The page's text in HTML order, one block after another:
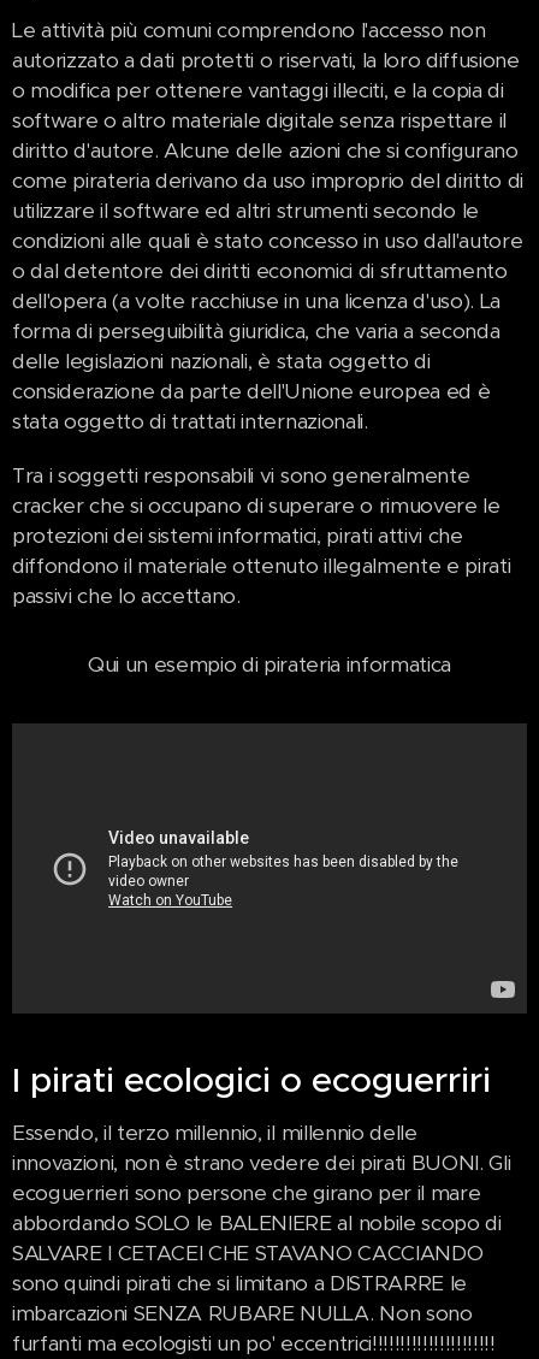
Le attività più comuni comprendono l'accesso non
autorizzato a dati protetti o riservati, la loro diffusione
o modifica per ottenere vantaggi illeciti, e la copia di
software o altro materiale digitale senza rispettare il
diritto d'autore. Alcune delle azioni che si configurano
come pirateria derivano da uso improprio del diritto di
utilizzare il software ed altri strumenti secondo le
condizioni alle quali è stato concesso in uso dall'autore
o dal detentore dei diritti economici di sfruttamento
dell'opera (a volte racchiuse in una licenza d'uso). La
forma di perseguibilità giuridica, che varia a seconda
delle legislazioni nazionali, è stata oggetto di
considerazione da parte dell'Unione europea ed è
stata oggetto di trattati internazionali.
Tra i soggetti responsabili vi sono generalmente
cracker che si occupano di superare o rimuovere le
protezioni dei sistemi informatici, pirati attivi che
diffondono il materiale ottenuto illegalmente e pirati
passivi che lo accettano.
🔽Qui un esempio di pirateria informatica🔽
I pirati ecologici o ecoguerriri
Essendo, il terzo millennio, il millennio delle
innovazioni, non è strano vedere dei pirati BUONI. Gli
ecoguerrieri sono persone che girano per il mare
abbordando SOLO le BALENIERE al nobile scopo di
SALVARE I CETACEI CHE STAVANO CACCIANDO
sono quindi pirati che si limitano a DISTRARRE le
imbarcazioni SENZA RUBARE NULLA. Non sono
furfanti ma ecologisti un po' eccentrici!!!!!!!!!!!!!!!!!!!!!!